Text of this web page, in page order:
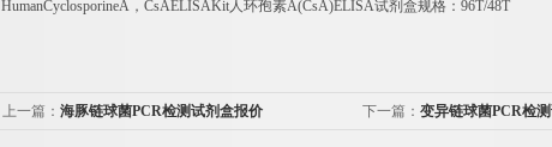
HumanCyclosporineA ， CsAELISAKit人环孢素A(CsA)ELISA试剂盒规格： 96T/48T
上一篇： 海豚链球菌PCR检测试剂盒报价 下一篇： 变异链球菌PCR检